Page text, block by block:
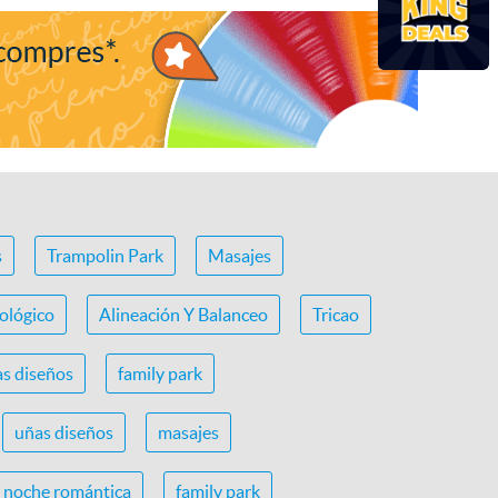
Trampolin Park Masajes
Alineación Y Balanceo Tricao
diseños family park
uñas diseños masajes
noche romántica family park